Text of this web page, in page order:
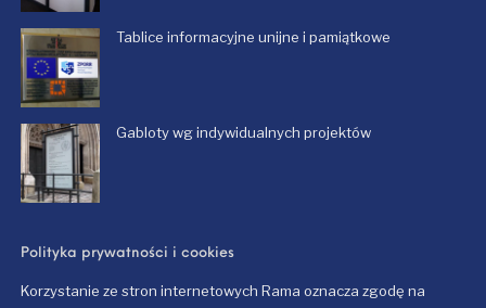
Tablice informacyjne unijne i pamiątkowe
Gabloty wg indywidualnych projektów
Polityka prywatności i cookies
Korzystanie ze stron internetowych Rama oznacza zgodę na